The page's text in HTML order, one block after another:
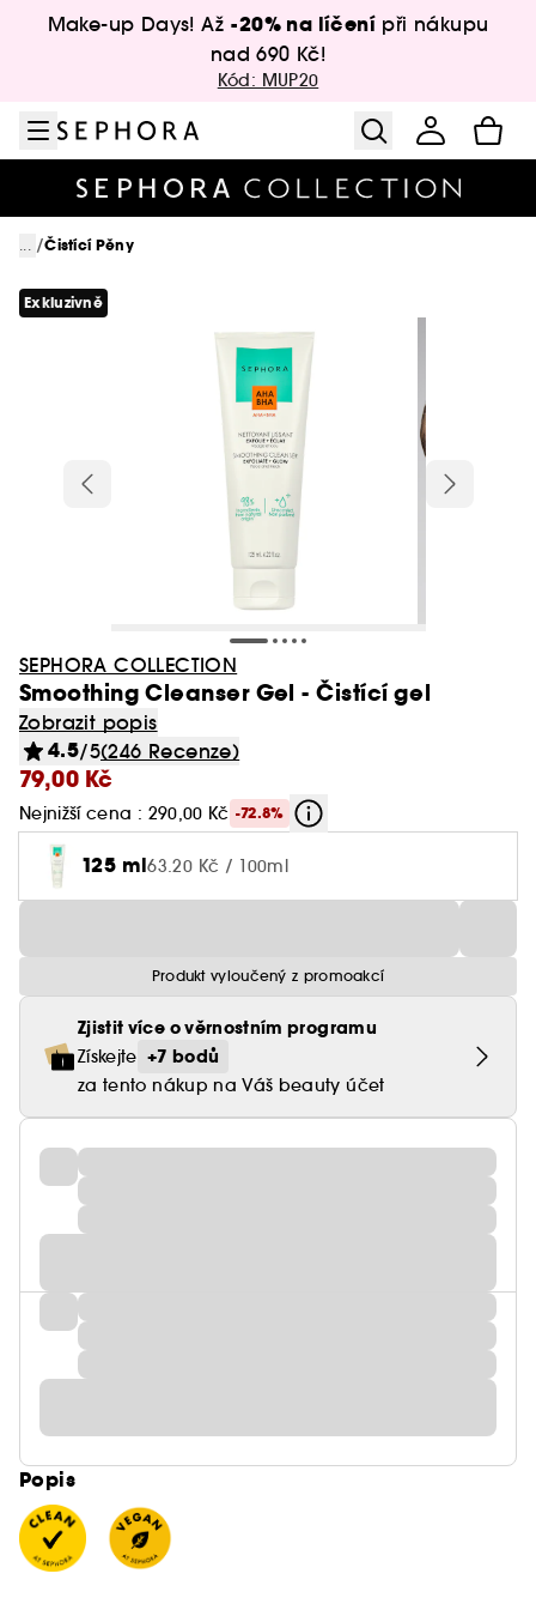
Přejít na hlavní obsah
Make-up Days! Až -20% na líčení při nákupu
nad 690 Kč!
Kód: MUP20
... /Čistící Pěny
Exkluzivně
SEPHORA COLLECTION
Smoothing Cleanser Gel - Čistící gel
Zobrazit popis
4.5/5(246 Recenze)
79,00 Kč
Nejnižší cena : 290,00 Kč -72.8%
125 ml63.20 Kč / 100ml
Produkt vyloučený z promoakcí
Zjistit více o věrnostním programu
Získejte +7 bodů
za tento nákup na Váš beauty účet
Popis